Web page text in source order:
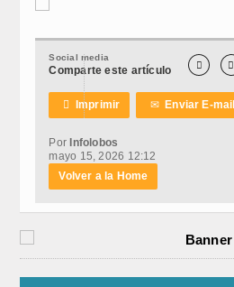
Social media
Comparte este artículo  
 Imprimir ✉Enviar E-mail
Por Infolobos
mayo 15, 2026 12:12
Volver a la Home